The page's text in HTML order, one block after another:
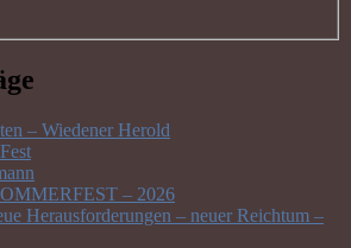
– Wiedener Herold
– 2026
Herausforderungen – neuer Reichtum –